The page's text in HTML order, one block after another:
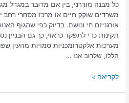
כל מבנה מודרני, בין אם מדובר במגדל
משרדים שוקק חיים או מרכז מסחרי
אורגניזם חי ונושם. בדיוק כפי שהגוף
תקינות כדי לתפקד כראוי, כך גם הבניין
מערכות אלקטרומכניות סמויות מהעין
הללו, שלרוב אנו …
חירום
ושירות
טכני
מקצועי
לקריאה »